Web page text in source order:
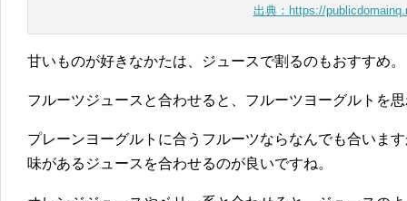
出典：https://
甘いものが好きなかたは、ジュースで割るのもおすすめ。
フルーツジュースと合わせると、フルーツヨーグルトを
プレーンヨーグルトに合うフルーツならなんでも合いま
味があるジュースを合わせるのが良いですね。